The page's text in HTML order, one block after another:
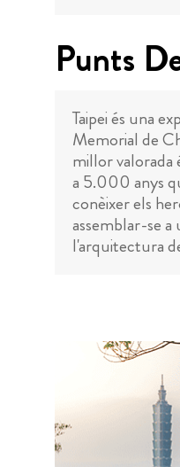
Punts
Taipei és una
Memorial de
millor valorada
a 5.000 anys
conèixer els
assemblar-se
l'arquitectura